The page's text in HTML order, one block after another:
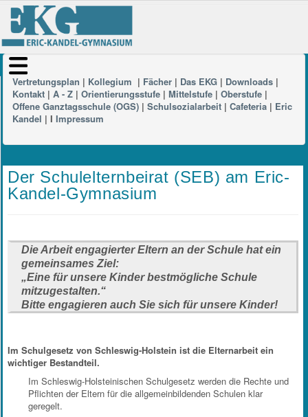
Vertretungsplan | Kollegium | Fächer | Das EKG | Downloads |
Kontakt | A - Z | Orientierungsstufe | Mittelstufe | Oberstufe |
Offene Ganztagsschule (OGS) | Schulsozialarbeit | Cafeteria | Eric
Kandel | I Impressum
Der Schulelternbeirat (SEB) am Eric-
Kandel-Gymnasium
Die Arbeit engagierter Eltern an der Schule hat ein
gemeinsames Ziel:
„Eine für unsere Kinder bestmögliche Schule
mitzugestalten.“
Bitte engagieren auch Sie sich für unsere Kinder!
Im Schulgesetz von Schleswig-Holstein ist die Elternarbeit ein
wichtiger Bestandteil.
Im Schleswig-Holsteinischen Schulgesetz werden die Rechte und
Pflichten der Eltern für die allgemeinbildenden Schulen klar
geregelt.